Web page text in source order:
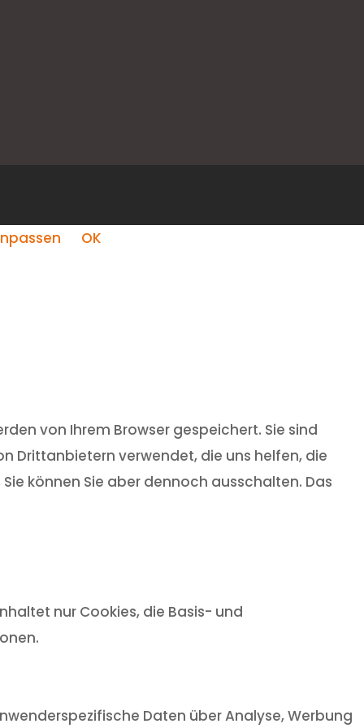
OK
von Ihrem Browser gespeichert. Sie sind
Drittanbietern verwendet, die uns helfen, die
können Sie aber dennoch ausschalten. Das
nur Cookies, die Basis- und
Daten über Analyse, Werbung